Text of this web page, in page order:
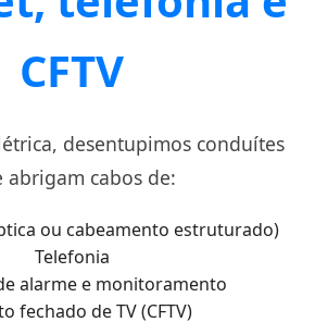
CFTV
desentupimos conduítes
abrigam cabos de:
ou cabeamento estruturado)
Telefonia
alarme e monitoramento
fechado de TV (CFTV)